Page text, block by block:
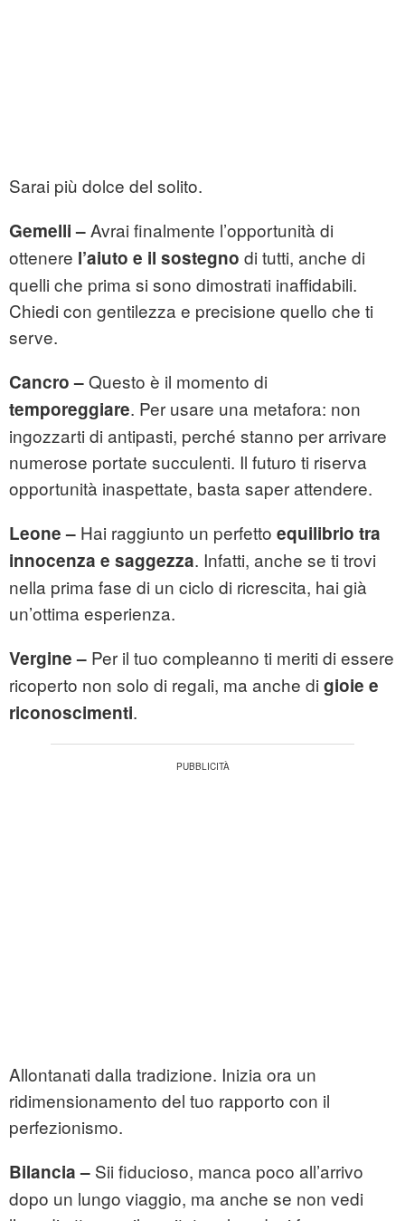
Sarai più dolce del solito.
Gemelli –Avrai finalmente l’opportunità di
ottenere l’aiuto e il sostegno di tutti, anche di
quelli che prima si sono dimostrati inaffidabili.
Chiedi con gentilezza e precisione quello che ti
serve.
Cancro –Questo è il momento di
temporeggiare. Per usare una metafora: non
ingozzarti di antipasti, perché stanno per arrivare
numerose portate succulenti. Il futuro ti riserva
opportunità inaspettate, basta saper attendere.
Leone – Hai raggiunto un perfetto equilibrio tra
innocenza e saggezza. Infatti, anche se ti trovi
nella prima fase di un ciclo di ricrescita, hai già
un’ottima esperienza.
Vergine – Per il tuo compleanno ti meriti di essere
ricoperto non solo di regali, ma anche di gioie e
riconoscimenti.
Allontanati dalla tradizione. Inizia ora un
ridimensionamento del tuo rapporto con il
perfezionismo.
Bilancia – Sii fiducioso, manca poco all’arrivo
dopo un lungo viaggio, ma anche se non vedi